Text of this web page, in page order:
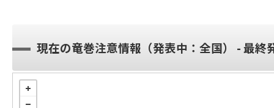
現在の竜巻注意情報（発表中：全国） - 最終